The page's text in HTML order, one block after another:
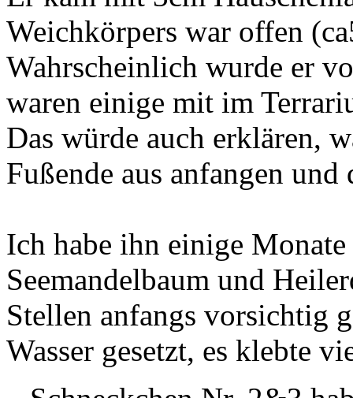
Weichkörpers war offen
Wahrscheinlich wurde er
waren einige mit im
Das würde auch erklären,
Fußende aus anfangen
Ich habe ihn einige
Seemandelbaum und
Stellen anfangs vorsichtig
Wasser gesetzt, es klebte